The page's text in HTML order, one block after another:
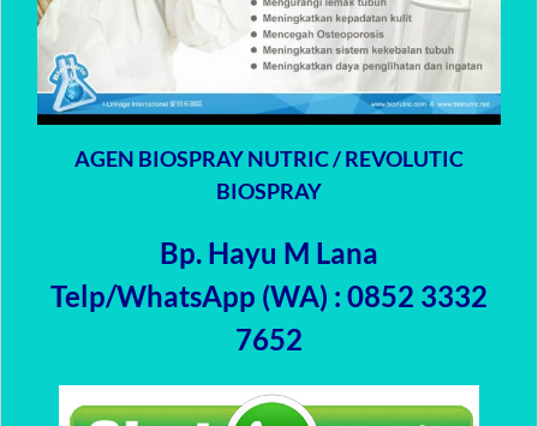
AGEN BIOSPRAY NUTRIC / REVOLUTIC
BIOSPRAY
Bp. Hayu M Lana
Telp/WhatsApp (WA) : 0852 3332
7652